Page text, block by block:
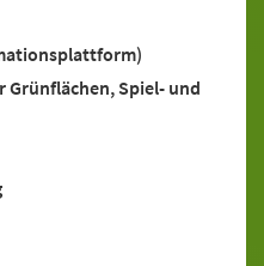
Grünflächen, Spiel- und